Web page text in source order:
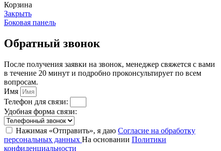
Корзина
Закрыть
Боковая панель
Обратный звонок
После получения заявки на звонок, менеджер свяжется с вами
в течение 20 минут и подробно проконсультирует по всем
вопросам.
Имя
Телефон для связи:
Удобная форма связи:
Нажимая «Отправить», я даю Согласие на обработку
персональных данных На основании Политики
конфиденциальности